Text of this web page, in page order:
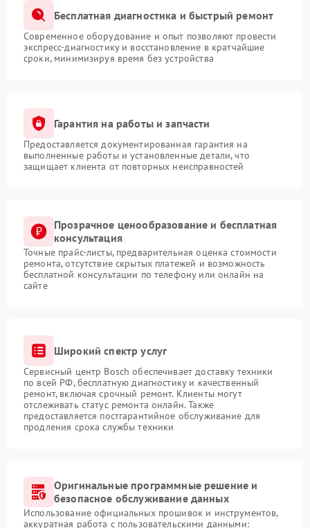
Бесплатная диагностика и быстрый ремонт
Современное оборудование и опыт позволяют провести
экспресс-диагностику и восстановление в кратчайшие
сроки, минимизируя время без устройства
Гарантия на работы и запчасти
Предоставляется документированная гарантия на
выполненные работы и установленные детали, что
защищает клиента от повторных неисправностей
Прозрачное ценообразование и бесплатная
консультация
Точные прайс-листы, предварительная оценка стоимости
ремонта, отсутствие скрытых платежей и возможность
бесплатной консультации по телефону или онлайн на
сайте
Широкий спектр услуг
Сервисный центр Bosch обеспечивает доставку техники
по всей РФ, бесплатную диагностику и качественный
ремонт, включая срочный ремонт. Клиенты могут
отслеживать статус ремонта онлайн. Также
предоставляется постгарантийное обслуживание для
продления срока службы техники
Оригинальные программные решение и
безопасное обслуживание данных
Использование официальных прошивок и инструментов,
аккуратная работа с пользовательскими данными: